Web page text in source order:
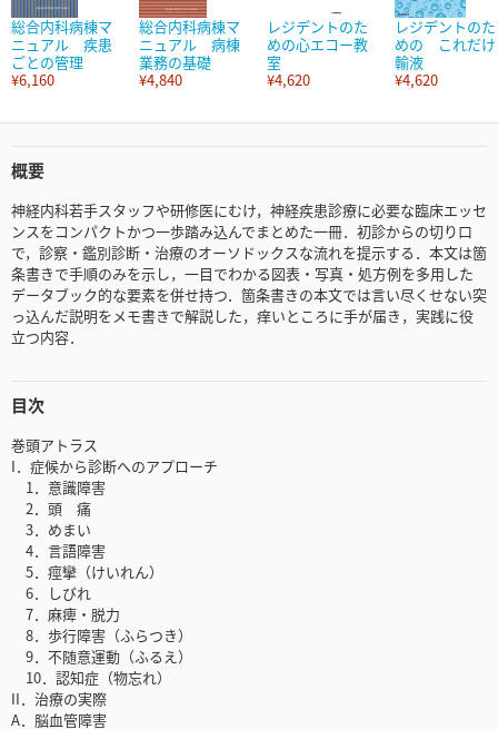
総合内科病棟マ
ニュアル 疾患
ごとの管理
¥6,160
総合内科病棟マ
ニュアル 病棟
業務の基礎
¥4,840
レジデントのた
めの心エコー教
室
¥4,620
レジデントのた
めの これだけ
輸液
¥4,620
概要
神経内科若手スタッフや研修医にむけ，神経疾患診療に必要な臨床エッセ
ンスをコンパクトかつ一歩踏み込んでまとめた一冊．初診からの切り口
で，診察・鑑別診断・治療のオーソドックスな流れを提示する．本文は箇
条書きで手順のみを示し，一目でわかる図表・写真・処方例を多用した
データブック的な要素を併せ持つ．箇条書きの本文では言い尽くせない突
っ込んだ説明をメモ書きで解説した，痒いところに手が届き，実践に役
立つ内容．
目次
巻頭アトラス
I．症候から診断へのアプローチ
1．意識障害
2．頭 痛
3．めまい
4．言語障害
5．痙攣（けいれん）
6．しびれ
7．麻痺・脱力
8．歩行障害（ふらつき）
9．不随意運動（ふるえ）
10．認知症（物忘れ）
II．治療の実際
A．脳血管障害